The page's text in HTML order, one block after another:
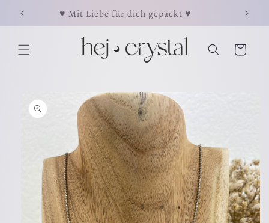
zum
Inhalt
♥ Mit Liebe für dich gepackt ♥ ☽
Warenkorb